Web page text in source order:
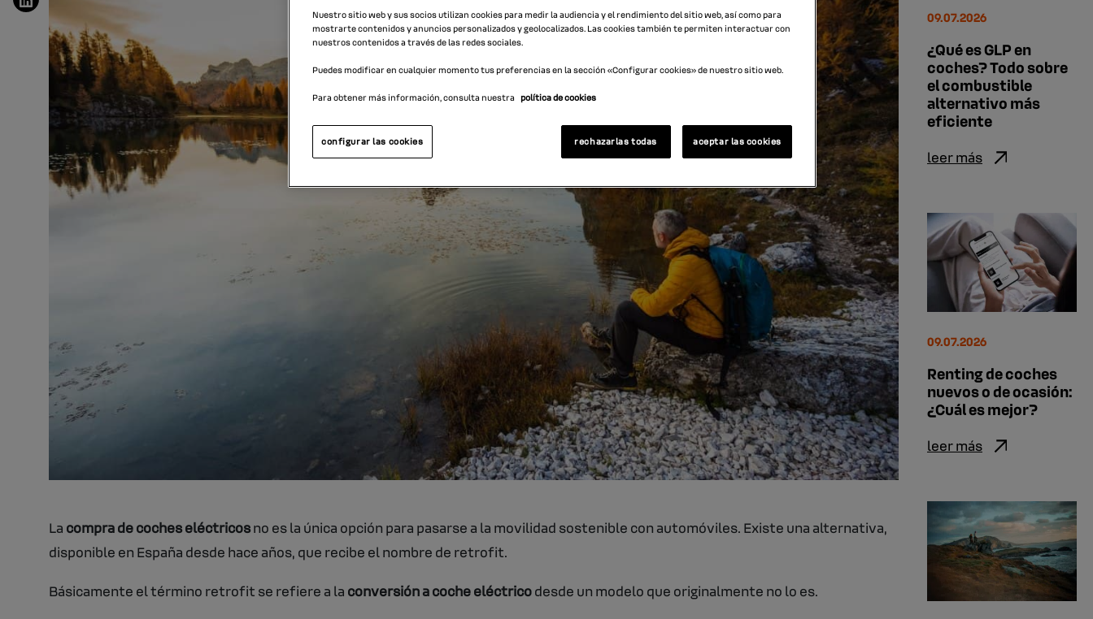
La compra de coches eléctricosno es la única opción para pasarse a la movilidad sostenible con automóviles. Existe una alternativa,
disponible en España desde hace años, que recibe el nombre de retrofit.
Básicamente el término retrofit se refiere a la conversión a coche eléctricodesde un modelo que originalmente no lo es.
¿Qué es GLP en
coches? Todo sobre
el combustible
alternativo más
eficiente
09.07.2026
leer más
Renting de coches
nuevos o de ocasión:
¿Cuál es mejor?
09.07.2026
leer más
Nuestro sitio web y sus socios utilizan cookies para medir la audiencia y el rendimiento del sitio web, así como para
mostrarte contenidos y anuncios personalizados y geolocalizados. Las cookies también te permiten interactuar con
nuestros contenidos a través de las redes sociales.
Puedes modificar en cualquier momento tus preferencias en la sección «Configurar cookies» de nuestro sitio web.
Para obtener más información, consulta nuestra política de cookies
configurar las cookies rechazarlas todas aceptar las cookies